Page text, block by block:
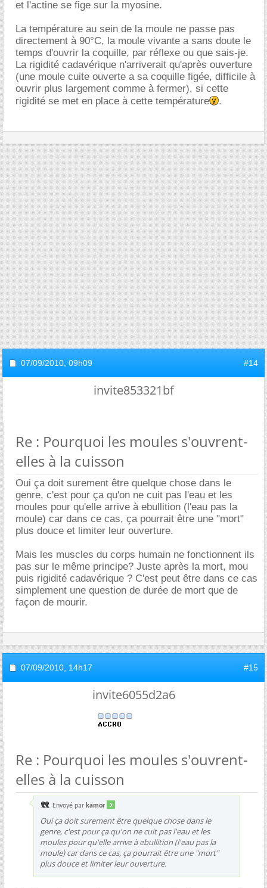
et l'actine se fige sur la myosine.
La température au sein de la moule ne passe pas
directement à 90°C, la moule vivante a sans doute le
temps d'ouvrir la coquille, par réflexe ou que sais-je.
La rigidité cadavérique n'arriverait qu'après ouverture
(une moule cuite ouverte a sa coquille figée, difficile à
ouvrir plus largement comme à fermer), si cette
rigidité se met en place à cette température
.
07/09/2010, 09h09 #14
invite853321bf
Re : Pourquoi les moules s'ouvrent-
elles à la cuisson
Oui ça doit surement être quelque chose dans le
genre, c'est pour ça qu'on ne cuit pas l'eau et les
moules pour qu'elle arrive à ebullition (l'eau pas la
moule) car dans ce cas, ça pourrait être une "mort"
plus douce et limiter leur ouverture.
Mais les muscles du corps humain ne fonctionnent ils
pas sur le même principe? Juste après la mort, mou
puis rigidité cadavérique ? C'est peut être dans ce cas
simplement une question de durée de mort que de
façon de mourir.
07/09/2010, 14h17 #15
invite6055d2a6
Re : Pourquoi les moules s'ouvrent-
elles à la cuisson
Envoyé par kamor
Oui ça doit surement être quelque chose dans le
genre, c'est pour ça qu'on ne cuit pas l'eau et les
moules pour qu'elle arrive à ebullition (l'eau pas la
moule) car dans ce cas, ça pourrait être une "mort"
plus douce et limiter leur ouverture.